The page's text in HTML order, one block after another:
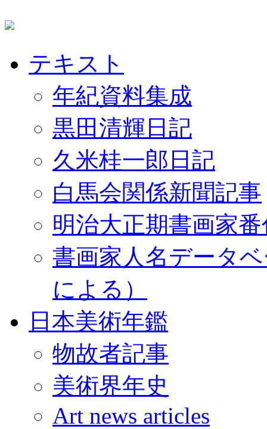
テキスト
年紀資料集成
黒田清輝日記
久米桂一郎日記
白馬会関係新聞記事
明治大正期書画家
書画家人名データ
による）
日本美術年鑑
物故者記事
美術界年史
Art news articles